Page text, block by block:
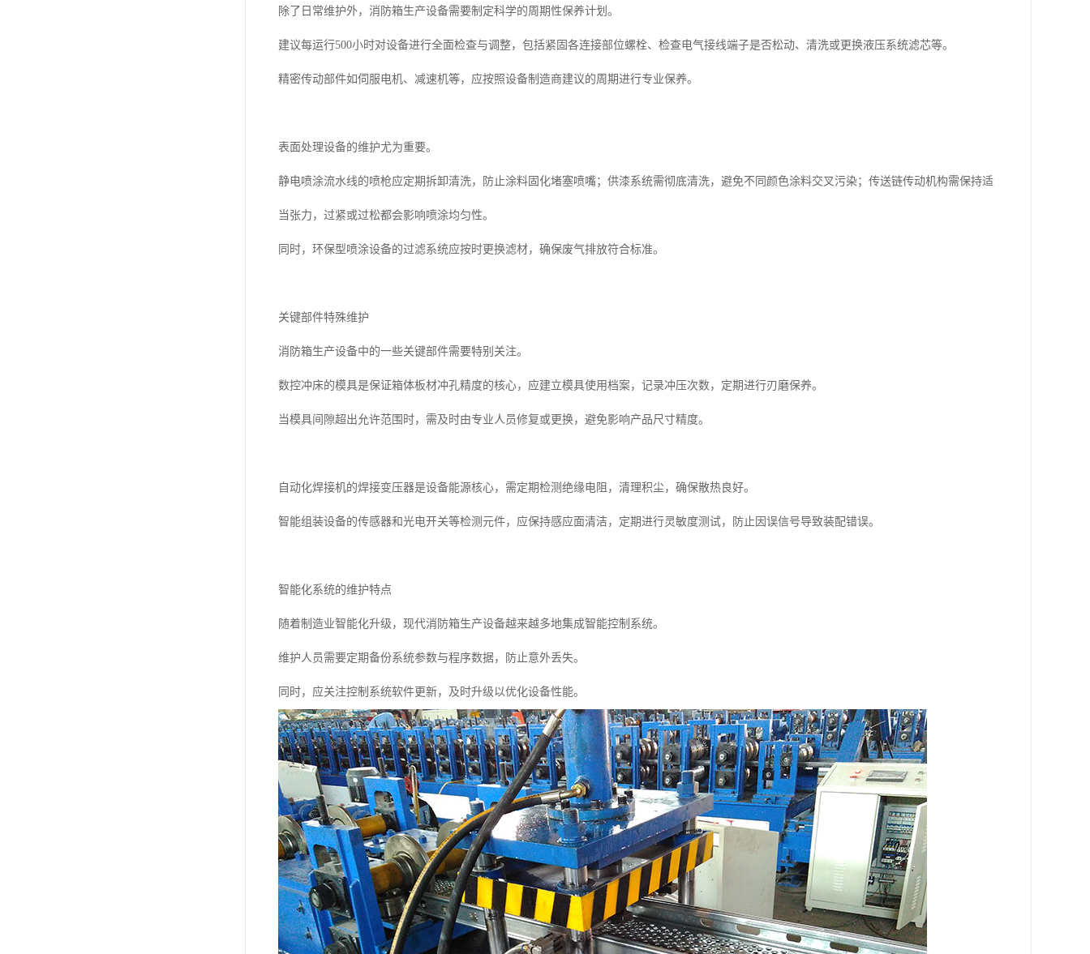
除了日常维护外，消防箱生产设备需要制定科学的周期性保养计划。
建议每运行500小时对设备进行全面检查与调整，包括紧固各连接部位螺栓、检查电气接线端子是否松动、清洗或更换液压系统滤芯等。
精密传动部件如伺服电机、减速机等，应按照设备制造商建议的周期进行专业保养。
表面处理设备的维护尤为重要。
静电喷涂流水线的喷枪应定期拆卸清洗，防止涂料固化堵塞喷嘴；供漆系统需彻底清洗，避免不同颜色涂料交叉污染；传送链传动机构需保持适
当张力，过紧或过松都会影响喷涂均匀性。
同时，环保型喷涂设备的过滤系统应按时更换滤材，确保废气排放符合标准。
关键部件特殊维护
消防箱生产设备中的一些关键部件需要特别关注。
数控冲床的模具是保证箱体板材冲孔精度的核心，应建立模具使用档案，记录冲压次数，定期进行刃磨保养。
当模具间隙超出允许范围时，需及时由专业人员修复或更换，避免影响产品尺寸精度。
自动化焊接机的焊接变压器是设备能源核心，需定期检测绝缘电阻，清理积尘，确保散热良好。
智能组装设备的传感器和光电开关等检测元件，应保持感应面清洁，定期进行灵敏度测试，防止因误信号导致装配错误。
智能化系统的维护特点
随着制造业智能化升级，现代消防箱生产设备越来越多地集成智能控制系统。
维护人员需要定期备份系统参数与程序数据，防止意外丢失。
同时，应关注控制系统软件更新，及时升级以优化设备性能。